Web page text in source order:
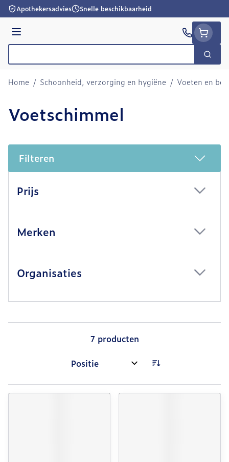
Ga naar de inhoud
Apothekersadvies Snelle beschikbaarheid
Menu
Zoek
Home / Schoonheid, verzorging en hygiëne / Voeten en
Voetschimmel
Filteren
Prijs
Merken
Organisaties
7producten
Sorteer op: